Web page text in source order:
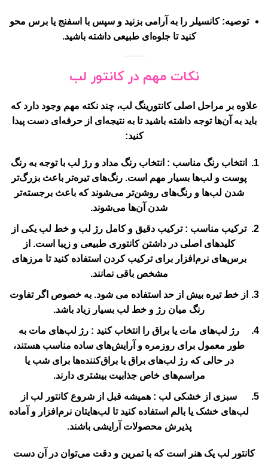
توصیه: کانسیلر را به آرامی بزنید و سپس با اسفنج یا برس محو
کنید تا جلوه‌ای طبیعی داشته باشید.
نکات مهم در کانتور لب
علاوه بر مراحل اصلی کانتورینگ لب، چند نکته مهم وجود دارد که
باید به آن‌ها توجه داشته باشید تا به نتیجه‌ای از حرفه‌ای دست پیدا
کنید:
انتخاب رنگ مناسب : انتخاب رنگ مداد و رژ لب با توجه به رنگ
پوست و لب‌ها بسیار مهم است. رنگ‌های تیره‌تر باعث بزرگ‌تر
شدن لب‌ها و رنگ‌های روشن‌تر می‌شوند که باعث برجسته‌تر
شدن آن‌ها می‌شوند.
ترکیب مناسب : ترکیب دقیق و کامل رژ لب و خط لب یکی از
کلیدهای اصلی در داشتن کانتوری طبیعی و زیبا است. از
برس‌های نرم‌افزار برای ترکیب کردن استفاده کنید تا مرزهای
مشخص باقی نمانند.
از خط تیره بیش از حد استفاده می شود. به خصوص اگر تفاوت
رنگ میان رژ و خط لب بسیار زیاد باشد.
رژ لب‌های مات یا براق را انتخاب کنید : رژ لب‌های مات به
طور معمول برای روزمره و آرایش‌های ساده مناسب هستند،
در حالی که رژ لب‌های براق یا براق‌کننده‌ها برای شب یا
مراسم‌های خاص جذابیت بیشتری دارند.
سبزی از خشکی لب : همیشه قبل از شروع کانتور لب از
لب‌های خشک یا بالم استفاده کنید تا لب‌هایتان نرم‌افزار و آماده
پذیرش محصولات آرایشی باشند.
کانتور لب یک هنر است که با تمرین و دقت می‌توان در آن دست